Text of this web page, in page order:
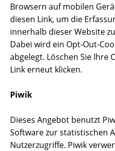
Browsern auf mobilen
diesen Link, um die
innerhalb dieser Website
Dabei wird ein Opt-Out-
abgelegt. Löschen Sie Ihre
Link erneut klicken.
Piwik
Dieses Angebot benutzt
Software zur statistischen
Nutzerzugriffe. Piwik